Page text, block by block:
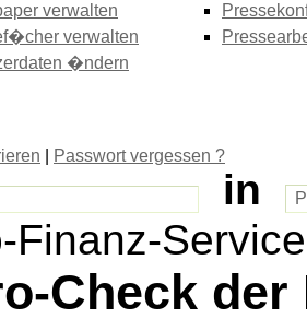
verwalten
verwalten
�ndern
Passwort vergessen ?
in
Finanz-
Check